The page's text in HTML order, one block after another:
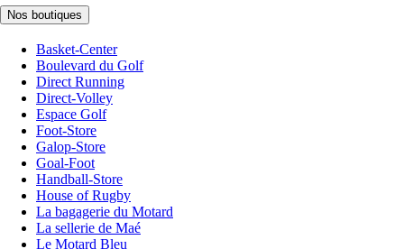
Nos boutiques
Basket-Center
Boulevard du Golf
Direct Running
Direct-Volley
Espace Golf
Foot-Store
Galop-Store
Goal-Foot
Handball-Store
House of Rugby
La bagagerie du Motard
La sellerie de Maé
Le Motard Bleu